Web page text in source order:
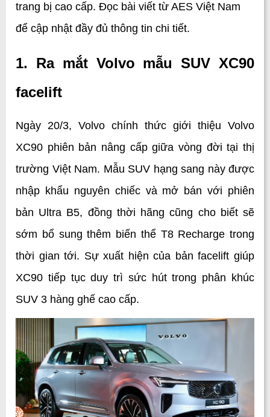
trang bị cao cấp. Đọc bài viết từ AES Việt Nam
để cập nhật đầy đủ thông tin chi tiết.
1. Ra mắt Volvo mẫu SUV XC90
facelift
Ngày 20/3, Volvo chính thức giới thiệu Volvo
XC90 phiên bản nâng cấp giữa vòng đời tại thị
trường Việt Nam. Mẫu SUV hạng sang này được
nhập khẩu nguyên chiếc và mở bán với phiên
bản Ultra B5, đồng thời hãng cũng cho biết sẽ
sớm bổ sung thêm biến thể T8 Recharge trong
thời gian tới. Sự xuất hiện của bản facelift giúp
XC90 tiếp tục duy trì sức hút trong phân khúc
SUV 3 hàng ghế cao cấp.